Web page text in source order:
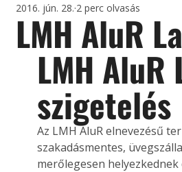
LMH AluR
2016. jún. 28. 2 perc olvasás
LMH
szigetelés
Az LMH AluR elnevezésű
szakadásmentes,
merőlegesen